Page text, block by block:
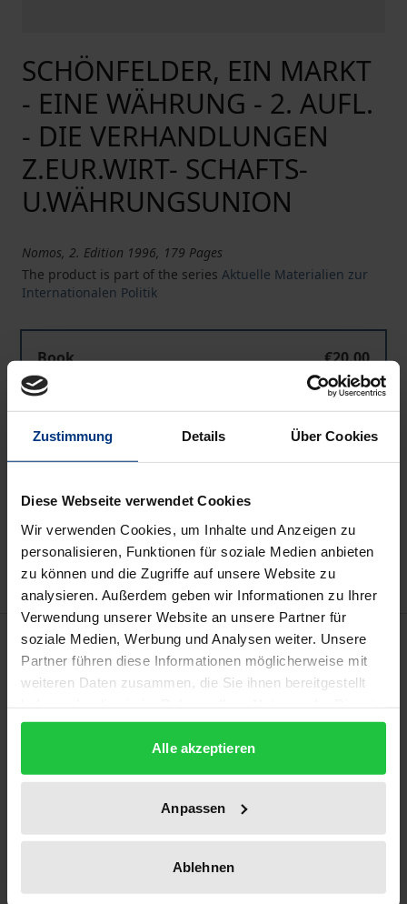
Zustimmung Details Über Cookies
Diese Webseite verwendet Cookies
Wir verwenden Cookies, um Inhalte und Anzeigen zu
personalisieren, Funktionen für soziale Medien anbieten
zu können und die Zugriffe auf unsere Website zu
analysieren. Außerdem geben wir Informationen zu Ihrer
Verwendung unserer Website an unsere Partner für
soziale Medien, Werbung und Analysen weiter. Unsere
Partner führen diese Informationen möglicherweise mit
weiteren Daten zusammen, die Sie ihnen bereitgestellt
gesammelt haben.
Alle akzeptieren
Anpassen
Ablehnen
SCHÖNFELDER, EIN MARKT
- EINE WÄHRUNG - 2. AUFL.
- DIE VERHANDLUNGEN
Z.EUR.WIRT- SCHAFTS-
U.WÄHRUNGSUNION
Nomos, 2. Edition 1996, 179 Pages
The product is part of the series Aktuelle Materialien zur
Internationalen Politik
Book
€20.00
ISBN 978-3-7890-4547-9
Not available
Add to Cart
Add to Wish List
Delivery cost notice
Bibliographical data
2
ISBN
Publication Date